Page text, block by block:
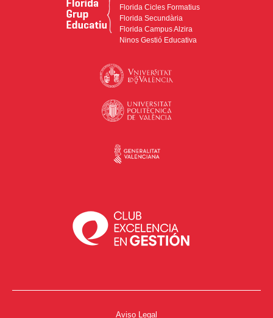
Florida Cicles Formatius
Florida Secundària
Florida Campus Alzira
Ninos Gestió Educativa
Aviso Legal